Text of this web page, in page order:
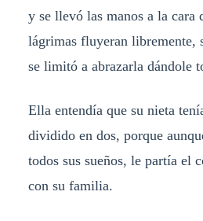
y se llevó las manos a la cara
lágrimas fluyeran libremente,
se limitó a abrazarla dándole
Ella entendía que su nieta
dividido en dos, porque
todos sus sueños, le partía el
con su familia.